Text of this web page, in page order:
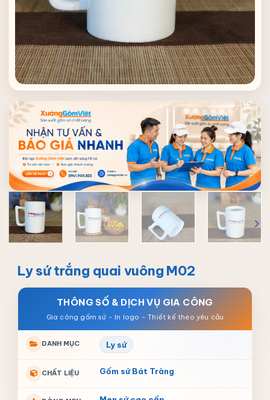
Ly sứ trắng quai vuông M02
THÔNG SỐ & DỊCH VỤ GIA CÔNG
DANH MỤC Ly sứ
CHẤT LIỆU Gốm sứ Bát Tràng